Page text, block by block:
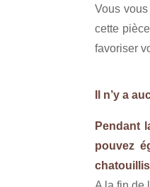
Vous
cette
favoriser
Il n’y a
Pendant
pouvez
chatouillis